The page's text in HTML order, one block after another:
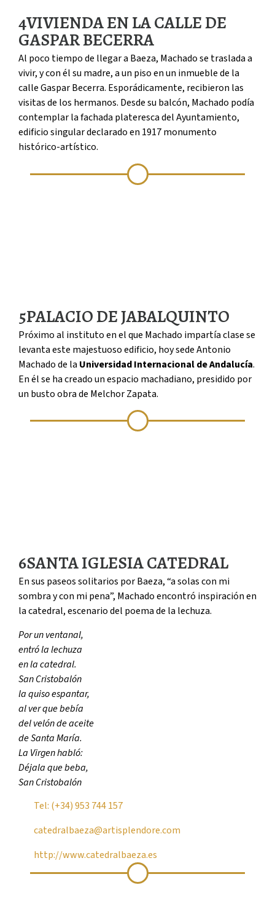
4VIVIENDA EN LA CALLE DE
GASPAR BECERRA
Al poco tiempo de llegar a Baeza, Machado se traslada a
vivir, y con él su madre, a un piso en un inmueble de la
calle Gaspar Becerra. Esporádicamente, recibieron las
visitas de los hermanos. Desde su balcón, Machado podía
contemplar la fachada plateresca del Ayuntamiento,
edificio singular declarado en 1917 monumento
histórico-artístico.
5PALACIO DE JABALQUINTO
Próximo al instituto en el que Machado impartía clase se
levanta este majestuoso edificio, hoy sede Antonio
Machado de la Universidad Internacional de Andalucía.
En él se ha creado un espacio machadiano, presidido por
un busto obra de Melchor Zapata.
6SANTA IGLESIA CATEDRAL
En sus paseos solitarios por Baeza, “a solas con mi
sombra y con mi pena”, Machado encontró inspiración en
la catedral, escenario del poema de la lechuza.
Por un ventanal,
entró la lechuza
en la catedral.
San Cristobalón
la quiso espantar,
al ver que bebía
del velón de aceite
de Santa María.
La Virgen habló:
Déjala que beba,
San Cristobalón
Tel: (+34) 953 744 157
catedralbaeza@artisplendore.com
http://www.catedralbaeza.es